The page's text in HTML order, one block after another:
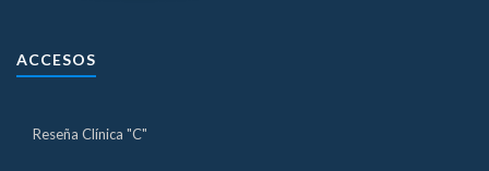
ACCESOS
Reseña Clínica "C"